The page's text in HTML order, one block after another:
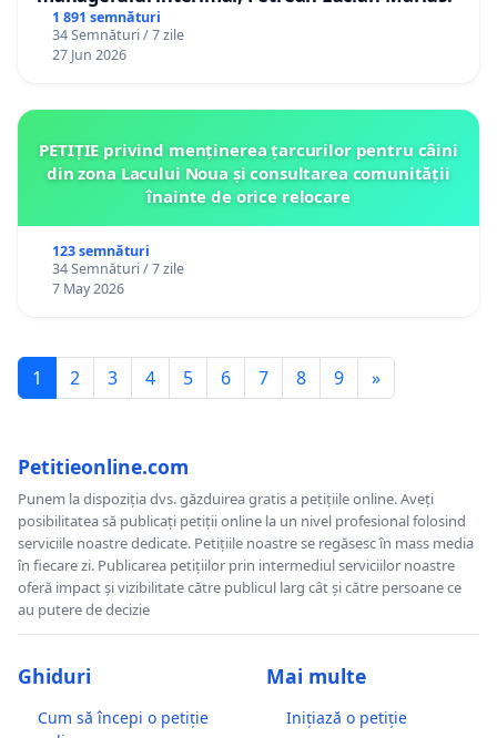
1 891 semnături
34 Semnături / 7 zile
27 Jun 2026
PETIȚIE privind menținerea țarcurilor pentru câini
din zona Lacului Noua și consultarea comunității
înainte de orice relocare
123 semnături
34 Semnături / 7 zile
7 May 2026
1 2 3 4 5 6 7 8 9 »
Petitieonline.com
Punem la dispoziția dvs. găzduirea gratis a petițiile online. Aveți
posibilitatea să publicați petiții online la un nivel profesional folosind
serviciile noastre dedicate. Petițiile noastre se regăsesc în mass media
în fiecare zi. Publicarea petițiilor prin intermediul serviciilor noastre
oferă impact și vizibilitate către publicul larg cât și către persoane ce
au putere de decizie
Ghiduri
Cum să începi o petiție
Mai multe
Inițiază o petiție